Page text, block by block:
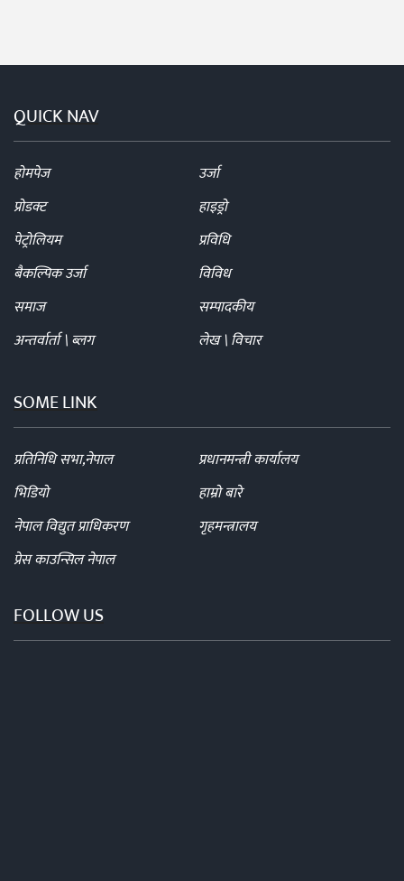
QUICK NAV
होमपेज
उर्जा
प्रोडक्ट
हाइड्रो
पेट्रोलियम
प्रविधि
बैकल्पिक उर्जा
विविध
समाज
सम्पादकीय
अन्तर्वार्ता \ ब्लग
लेख \ विचार
SOME LINK
प्रतिनिधि सभा,नेपाल
प्रधानमन्त्री कार्यालय
भिडियो
हाम्रो बारे
नेपाल विद्युत प्राधिकरण
गृहमन्त्रालय
प्रेस काउन्सिल नेपाल
FOLLOW US